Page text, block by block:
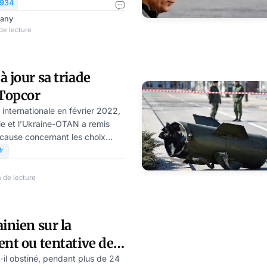
«un objet lumineux à haute
Soudan » », apparemment un
lecture
jour sa triade
internationale en février 2022,
et l’Ukraine-OTAN a remis
concernant les choix
des armées dans le monde.
sur plusieurs terrains
l’Afghanistan, plusieurs
choisir, sous l
de lecture
sur la
ou tentative de
»? par Jean
il obstiné, pendant plus de 24